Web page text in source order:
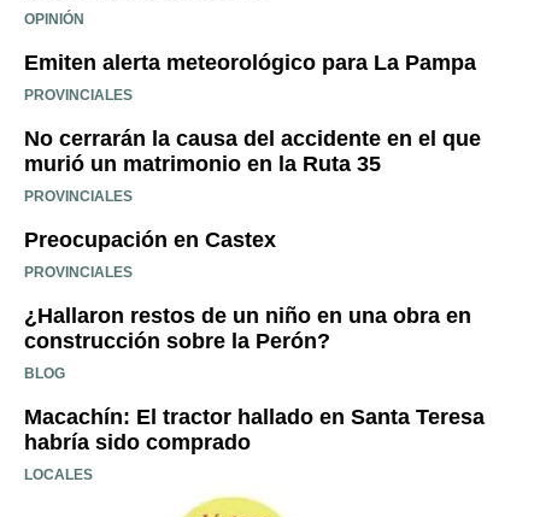
OPINIÓN
Emiten alerta meteorológico para La Pampa
PROVINCIALES
No cerrarán la causa del accidente en el que
murió un matrimonio en la Ruta 35
PROVINCIALES
Preocupación en Castex
PROVINCIALES
¿Hallaron restos de un niño en una obra en
construcción sobre la Perón?
BLOG
Macachín: El tractor hallado en Santa Teresa
habría sido comprado
LOCALES